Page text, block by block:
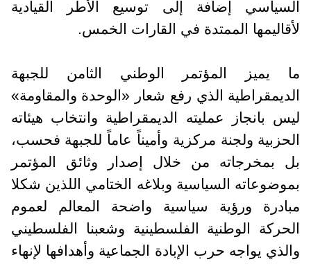
السياسي إضافة إلى توسيع الأطر القيادية
لأقاليمها الممتدة في القارات الخمس.
ما يميز المؤتمر الوطني الثامن للجبهة
الديمقراطية الذي رفع شعار «الوحدة والمقاومة»
ليس بانجاز عمليته الديمقراطية وانتخاب هيئاته
الحزبية ولجنة مركزية وأميناً عاماً للجبهة فحسب،
بل بمخرجاته من خلال إصدار وثائق المؤتمر
بموضوعاته السياسية وبلاغه الختامي اللذين شكلا
مبادرة ورؤية سياسية واضحة المعالم لعموم
الحركة الوطنية الفلسطينية وشعبنا الفلسطيني
والذي يواجه حرب الإبادة الجماعية وأهدافها لإنهاء